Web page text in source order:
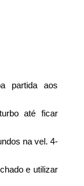
partida aos
até ficar
na vel. 4-
e utilizar